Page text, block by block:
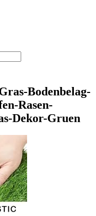
Bodenbelag-
Rasen-
Dekor-Gruen